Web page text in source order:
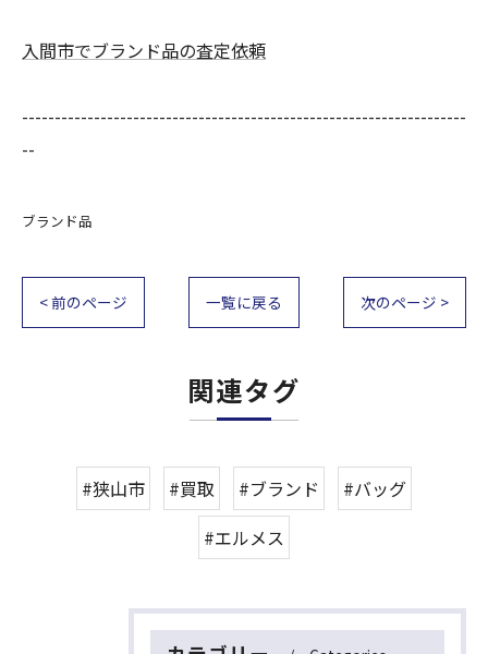
入間市でブランド品の査定依頼
--------------------------------------------------------------------
--
ブランド品
< 前のページ 一覧に戻る 次のページ >
関連タグ
#狭山市 #買取 #ブランド
#バッグ
#エルメス